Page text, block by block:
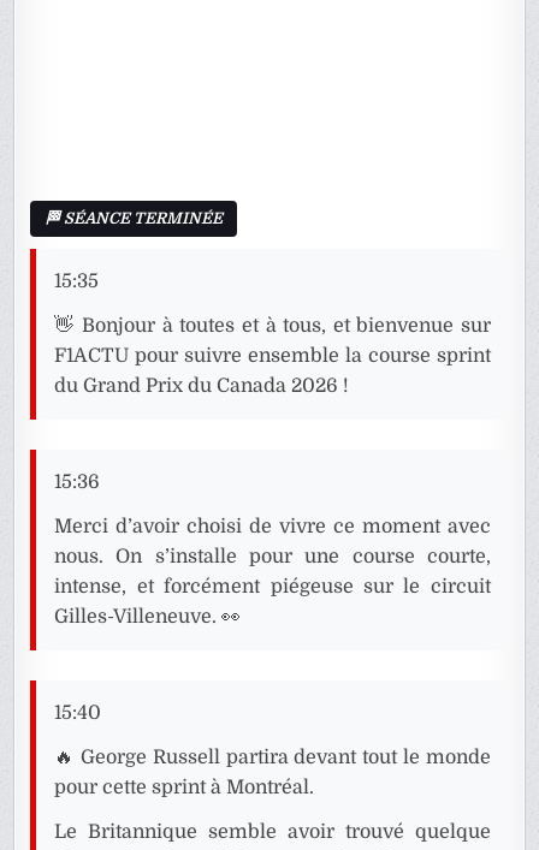
15:35
👋 Bonjour à toutes et à tous, et bienvenue sur
F1ACTU pour suivre ensemble la course sprint
du Grand Prix du Canada 2026 !
15:36
Merci d’avoir choisi de vivre ce moment avec
nous. On s’installe pour une course courte,
intense, et forcément piégeuse sur le circuit
Gilles-Villeneuve. 👀
15:40
🔥 George Russell partira devant tout le monde
pour cette sprint à Montréal.
Le Britannique semble avoir trouvé quelque